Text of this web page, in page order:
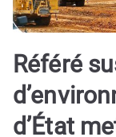
Référé
d’État